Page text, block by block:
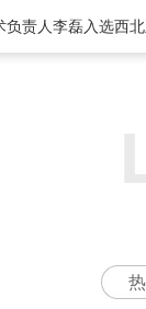
人李磊入选西北五